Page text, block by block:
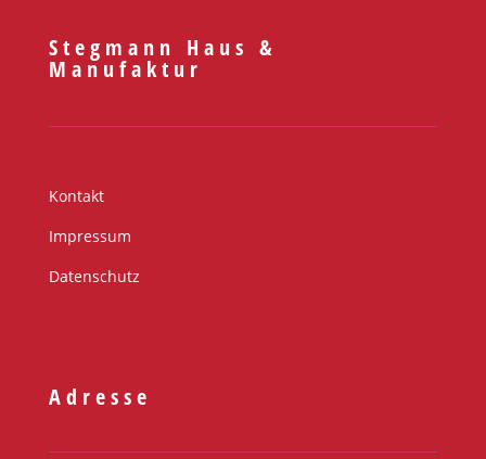
Stegmann Haus &
Manufaktur
Kontakt
Impressum
Datenschutz
Adresse